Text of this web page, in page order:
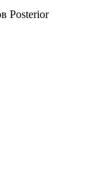
Posterior